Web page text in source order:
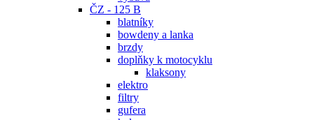
ČZ - 125 B
blatníky
bowdeny a lanka
brzdy
doplňky k motocyklu
klaksony
elektro
filtry
gufera